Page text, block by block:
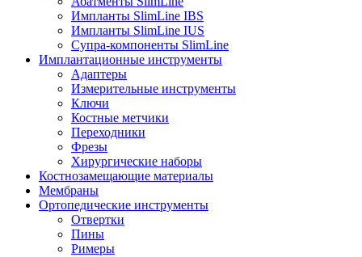
Импланты SlimLine IBS
Импланты SlimLine IUS
Супра-компоненты SlimLine
Имплантационные инструменты
Адаптеры
Измерительные инструменты
Ключи
Костные метчики
Переходники
Фрезы
Хирургические наборы
Костнозамещающие материалы
Мембраны
Ортопедические инструменты
Отвертки
Пины
Римеры